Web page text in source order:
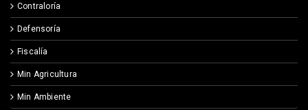
Contraloría
Defensoría
Fiscalía
Min Agricultura
Min Ambiente